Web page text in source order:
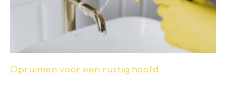
Opruimen voor een rustig hoofd